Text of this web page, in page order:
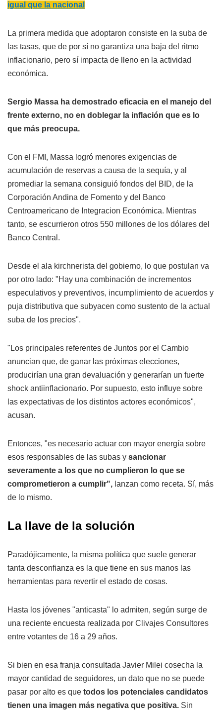
igual que la nacional
La primera medida que adoptaron consiste en la suba de
las tasas, que de por sí no garantiza una baja del ritmo
inflacionario, pero sí impacta de lleno en la actividad
económica.
Sergio Massa ha demostrado eficacia en el manejo del
frente externo, no en doblegar la inflación que es lo
que más preocupa.
Con el FMI, Massa logró menores exigencias de
acumulación de reservas a causa de la sequía, y al
promediar la semana consiguió fondos del BID, de la
Corporación Andina de Fomento y del Banco
Centroamericano de Integracion Económica. Mientras
tanto, se escurrieron otros 550 millones de los dólares del
Banco Central.
Desde el ala kirchnerista del gobierno, lo que postulan va
por otro lado: "Hay una combinación de incrementos
especulativos y preventivos, incumplimiento de acuerdos y
puja distributiva que subyacen como sustento de la actual
suba de los precios".
"Los principales referentes de Juntos por el Cambio
anuncian que, de ganar las próximas elecciones,
producirían una gran devaluación y generarían un fuerte
shock antiinflacionario. Por supuesto, esto influye sobre
las expectativas de los distintos actores económicos",
acusan.
Entonces, "es necesario actuar con mayor energía sobre
esos responsables de las subas y sancionar
severamente a los que no cumplieron lo que se
comprometieron a cumplir", lanzan como receta. Sí, más
de lo mismo.
La llave de la solución
Paradójicamente, la misma política que suele generar
tanta desconfianza es la que tiene en sus manos las
herramientas para revertir el estado de cosas.
Hasta los jóvenes "anticasta" lo admiten, según surge de
una reciente encuesta realizada por Clivajes Consultores
entre votantes de 16 a 29 años.
Si bien en esa franja consultada Javier Milei cosecha la
mayor cantidad de seguidores, un dato que no se puede
pasar por alto es que todos los potenciales candidatos
tienen una imagen más negativa que positiva. Sin